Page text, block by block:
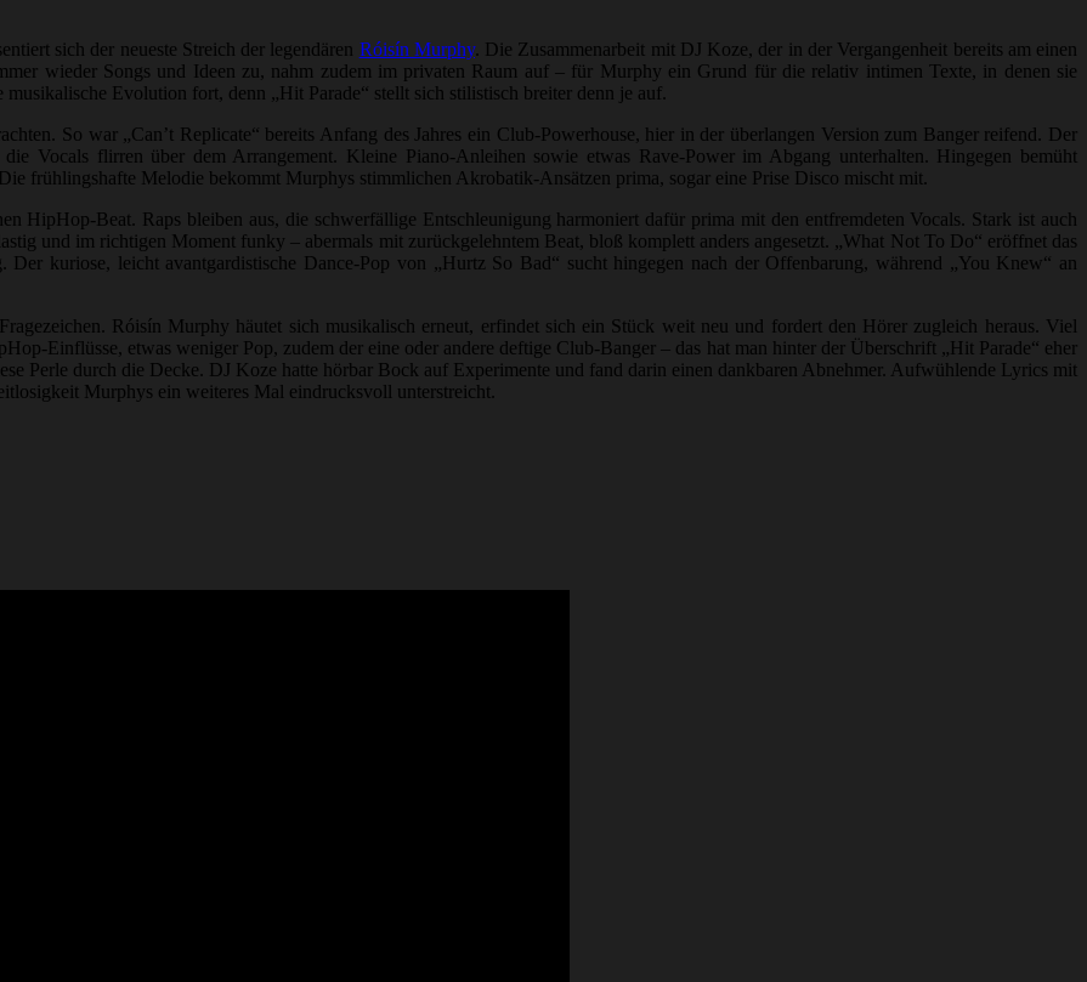
sich der neueste Streich der legendären Róisín Murphy. Die Zusammenarbeit mit DJ Koze, der in der Vergangenheit bereits am einen
wieder Songs und Ideen zu, nahm zudem im privaten Raum auf – für Murphy ein Grund für die relativ intimen Texte, in denen sie
Evolution fort, denn „Hit Parade“ stellt sich stilistisch breiter denn je auf.
So war „Can’t Replicate“ bereits Anfang des Jahres ein Club-Powerhouse, hier in der überlangen Version zum Banger reifend. Der
Vocals flirren über dem Arrangement. Kleine Piano-Anleihen sowie etwas Rave-Power im Abgang unterhalten. Hingegen bemüht
frühlingshafte Melodie bekommt Murphys stimmlichen Akrobatik-Ansätzen prima, sogar eine Prise Disco mischt mit.
HipHop-Beat. Raps bleiben aus, die schwerfällige Entschleunigung harmoniert dafür prima mit den entfremdeten Vocals. Stark ist auch
und im richtigen Moment funky – abermals mit zurückgelehntem Beat, bloß komplett anders angesetzt. „What Not To Do“ eröffnet das
kuriose, leicht avantgardistische Dance-Pop von „Hurtz So Bad“ sucht hingegen nach der Offenbarung, während „You Knew“ an
Róisín Murphy häutet sich musikalisch erneut, erfindet sich ein Stück weit neu und fordert den Hörer zugleich heraus. Viel
Einflüsse, etwas weniger Pop, zudem der eine oder andere deftige Club-Banger – das hat man hinter der Überschrift „Hit Parade“ eher
Perle durch die Decke. DJ Koze hatte hörbar Bock auf Experimente und fand darin einen dankbaren Abnehmer. Aufwühlende Lyrics mit
Murphys ein weiteres Mal eindrucksvoll unterstreicht.